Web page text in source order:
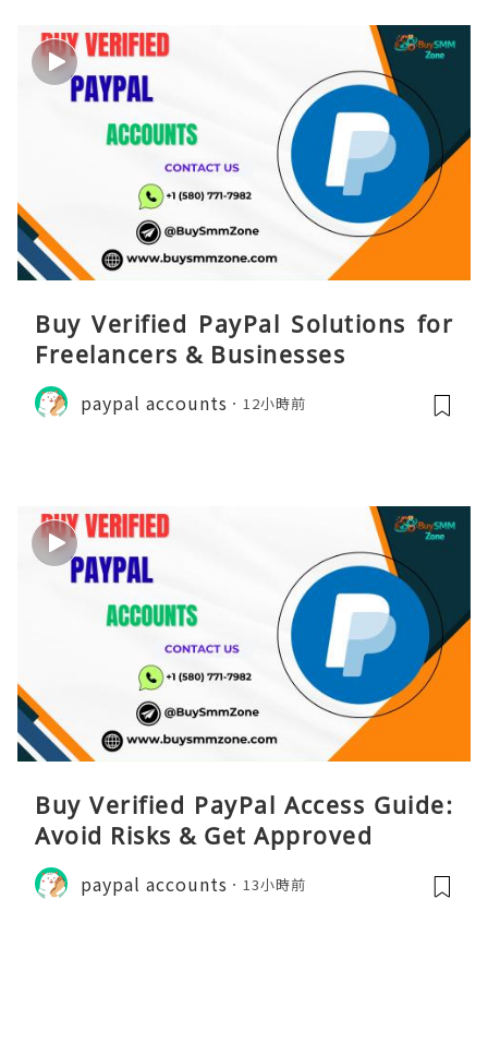
Buy Verified PayPal Solutions for
Freelancers & Businesses
paypal accounts 12小時前
Buy Verified PayPal Access Guide:
Avoid Risks & Get Approved
paypal accounts 13小時前